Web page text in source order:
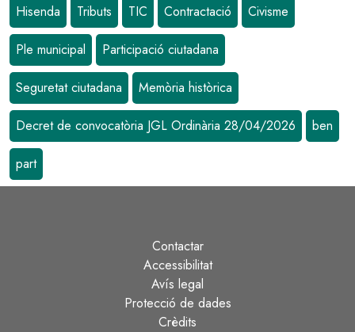
Hisenda Tributs TIC Contractació Civisme
Ple municipal Participació ciutadana
Seguretat ciutadana Memòria històrica
Decret de convocatòria JGL Ordinària 28/04/2026 ben
part
Contactar
Accessibilitat
Avís legal
Protecció de dades
Crèdits